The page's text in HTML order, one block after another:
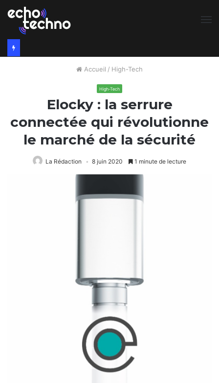
Accueil / High-Tech
High-Tech
Elocky : la serrure
connectée qui révolutionne
le marché de la sécurité
La Rédaction 8 juin 2020 1 minute de lecture